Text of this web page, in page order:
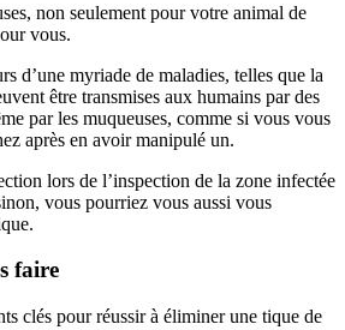
non seulement pour votre animal de
vous.
d’une myriade de maladies, telles que la
être transmises aux humains par des
par les muqueuses, comme si vous vous
après en avoir manipulé un.
lors de l’inspection de la zone infectée
vous pourriez vous aussi vous
faire
clés pour réussir à éliminer une tique de